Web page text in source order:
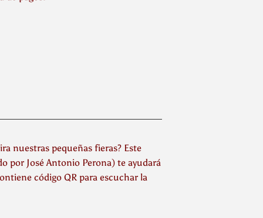
nuestras pequeñas fieras? Este
por José Antonio Perona) te ayudará
código QR para escuchar la